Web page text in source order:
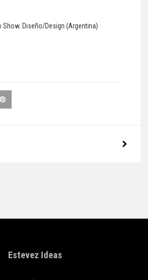
Show. Diseño/Design (Argentina)
Estevez Ideas